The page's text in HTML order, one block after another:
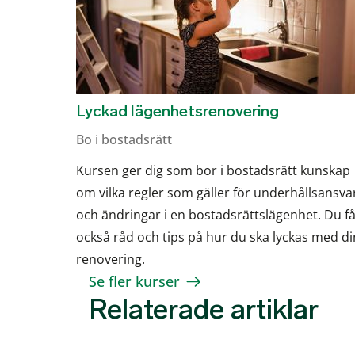
Lyckad lägenhetsrenovering
Bo i bostadsrätt
Kursen ger dig som bor i bostadsrätt kunskap
om vilka regler som gäller för
och ändringar i en bostadsrättslägenhet. Du
också råd och tips på hur du ska lyckas med
renovering.
Se fler kurser
Relaterade artiklar